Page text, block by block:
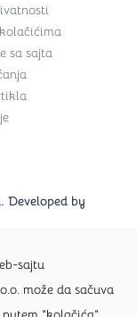
sajtu
može da sačuva
Developed by
sa sajta